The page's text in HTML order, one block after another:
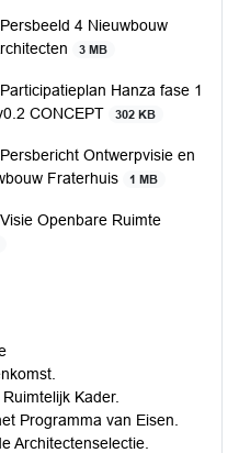
4 Nieuwbouw
3 MB
Hanza fase 1
CONCEPT
302 KB
Ontwerpvisie en
Fraterhuis
1 MB
Openbare Ruimte
Kader.
Programma van Eisen.
Architectenselectie.